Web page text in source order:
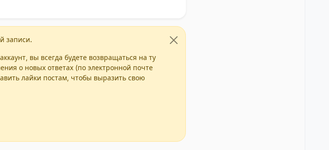
записи.
вы всегда будете возвращаться на ту
о новых ответах (по электронной почте
лайки постам, чтобы выразить свою